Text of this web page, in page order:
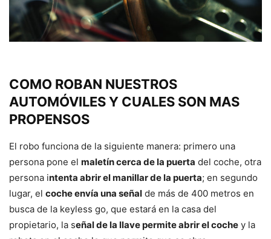
COMO ROBAN NUESTROS
AUTOMÓVILES Y CUALES SON MAS
PROPENSOS
El robo funciona de la siguiente manera: primero una
persona pone el maletín cerca de la puerta del coche, otra
persona intenta abrir el manillar de la puerta; en segundo
lugar, el coche envía una señal de más de 400 metros en
busca de la keyless go, que estará en la casa del
propietario, la señal de la llave permite abrir el coche y la